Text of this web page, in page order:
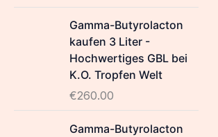
Gamma-Butyrolacton
kaufen 3 Liter -
Hochwertiges GBL bei
K.O. Tropfen Welt
€260.00
Gamma-Butyrolacton